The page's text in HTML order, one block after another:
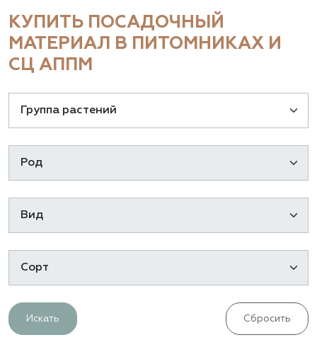
КУПИТЬ ПОСАДОЧНЫЙ
МАТЕРИАЛ В ПИТОМНИКАХ И
СЦ АППМ
Искать Сбросить